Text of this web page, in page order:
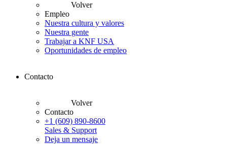
Volver
Empleo
Nuestra cultura y valores
Nuestra gente
Trabajar a KNF USA
Oportunidades de empleo
Contacto
Volver
Contacto
+1 (609) 890-8600
Sales & Support
Deja un mensaje